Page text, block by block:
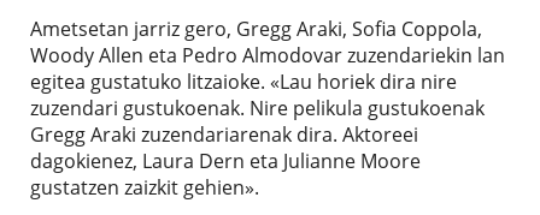
Ametsetan jarriz gero, Gregg Araki, Sofia Coppola,
Woody Allen eta Pedro Almodovar zuzendariekin lan
egitea gustatuko litzaioke. «Lau horiek dira nire
zuzendari gustukoenak. Nire pelikula gustukoenak
Gregg Araki zuzendariarenak dira. Aktoreei
dagokienez, Laura Dern eta Julianne Moore
gustatzen zaizkit gehien».